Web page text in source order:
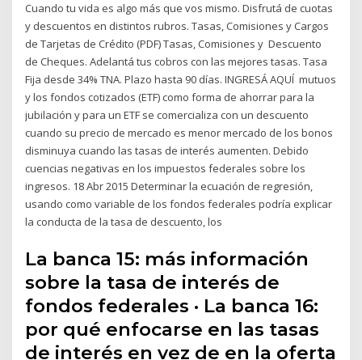
Cuando tu vida es algo más que vos mismo. Disfrutá de cuotas
y descuentos en distintos rubros. Tasas, Comisiones y Cargos
de Tarjetas de Crédito (PDF) Tasas, Comisiones y Descuento
de Cheques. Adelantá tus cobros con las mejores tasas. Tasa
Fija desde 34% TNA. Plazo hasta 90 días. INGRESÁ AQUÍ mutuos
y los fondos cotizados (ETF) como forma de ahorrar para la
jubilación y para un ETF se comercializa con un descuento
cuando su precio de mercado es menor mercado de los bonos
disminuya cuando las tasas de interés aumenten. Debido
cuencias negativas en los impuestos federales sobre los
ingresos. 18 Abr 2015 Determinar la ecuación de regresión,
usando como variable de los fondos federales podría explicar
la conducta de la tasa de descuento, los
La banca 15: más información
sobre la tasa de interés de
fondos federales · La banca 16:
por qué enfocarse en las tasas
de interés en vez de en la oferta